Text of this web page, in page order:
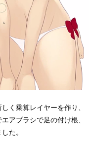
く乗算レイヤーを作り、
アブラシで足の付け根、
た。